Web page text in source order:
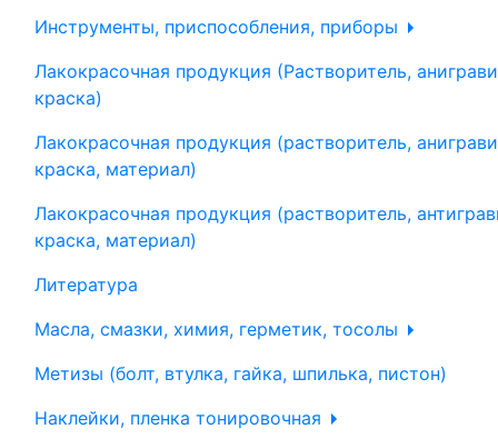
Инструменты, приспособления, приборы
Лакокрасочная продукция (Растворитель,
краска)
Лакокрасочная продукция (растворитель,
краска, материал)
Лакокрасочная продукция (растворитель,
краска, материал)
Литература
Масла, смазки, химия, герметик, тосолы
Метизы (болт, втулка, гайка, шпилька, пистон)
Наклейки, пленка тонировочная